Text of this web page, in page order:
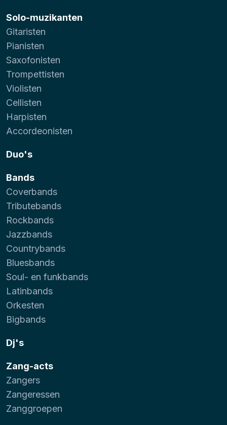
Solo-muzikanten
Gitaristen
Pianisten
Saxofonisten
Trompettisten
Violisten
Cellisten
Harpisten
Accordeonisten
Duo's
Bands
Coverbands
Tributebands
Rockbands
Jazzbands
Countrybands
Bluesbands
Soul- en funkbands
Latinbands
Orkesten
Bigbands
Dj's
Zang-acts
Zangers
Zangeressen
Zanggroepen